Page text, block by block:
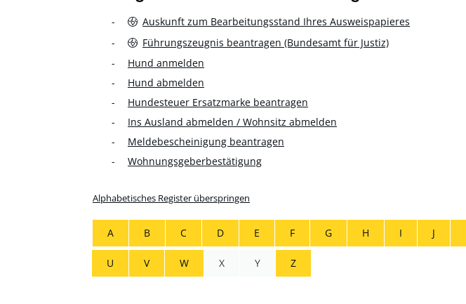
Auskunft zum Bearbeitungsstand Ihres Ausweispapieres
Führungszeugnis beantragen (Bundesamt für Justiz)
Hund anmelden
Hund abmelden
Hundesteuer Ersatzmarke beantragen
Ins Ausland abmelden / Wohnsitz abmelden
Meldebescheinigung beantragen
Wohnungsgeberbestätigung
Alphabetisches Register überspringen
A B C D E F G H I J
U V W X Y Z